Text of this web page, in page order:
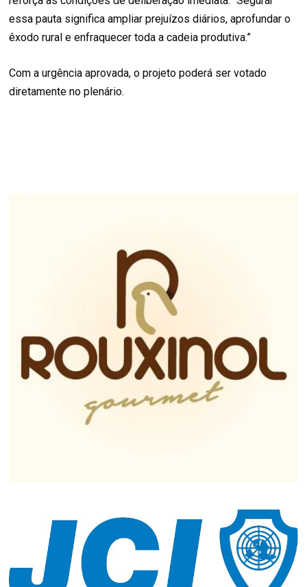
essa pauta significa ampliar prejuízos diários, aprofundar o
êxodo rural e enfraquecer toda a cadeia produtiva.”
Com a urgência aprovada, o projeto poderá ser votado
diretamente no plenário.